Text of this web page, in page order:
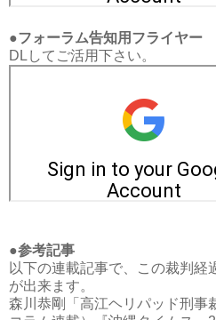
●フォーラム告知用フライヤー
DLしてご活用下さい。
●参考記事
以下の連載記事で、この裁判経
が出来ます。
森川恭剛「高江ヘリパッド刑事